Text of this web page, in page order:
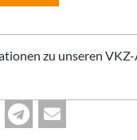
zu unseren